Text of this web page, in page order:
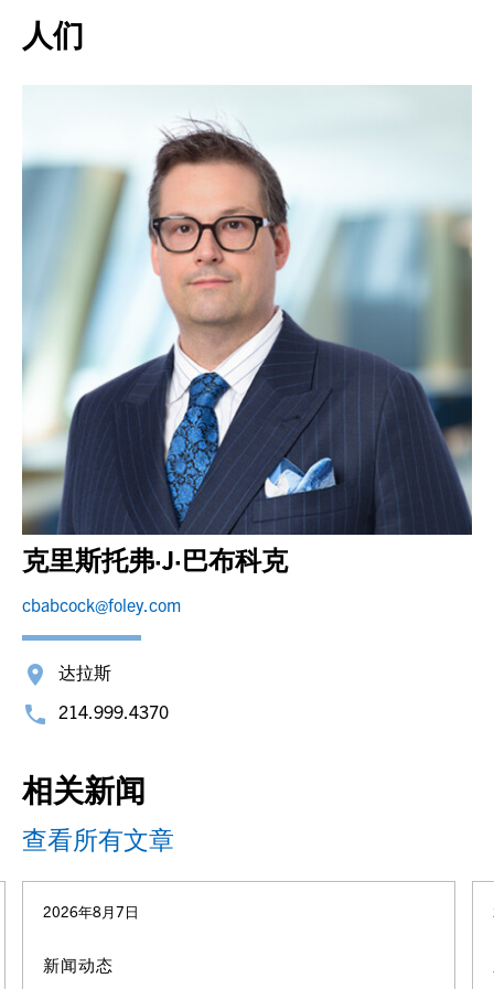
人们
克里斯托弗·J·巴布科克
cbabcock@foley.com
达拉斯
214.999.4370
相关新闻
查看所有文章
2026年8月7日
新闻动态